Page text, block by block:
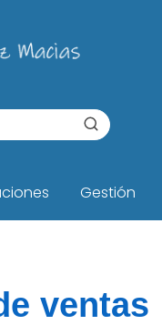
Gestión
ventas